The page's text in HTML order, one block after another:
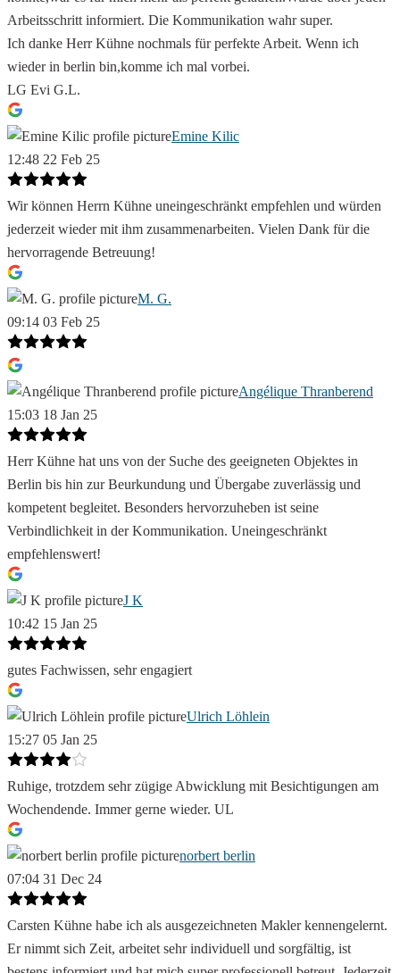
Arbeitsschritt informiert. Die Kommunikation wahr super.
Ich danke Herr Kühne nochmals für perfekte Arbeit. Wenn ich
wieder in berlin bin,komme ich mal vorbei.
LG Evi G.L.
Emine Kilic
12:48 22 Feb 25
Wir können Herrn Kühne uneingeschränkt empfehlen und würden
jederzeit wieder mit ihm zusammenarbeiten. Vielen Dank für die
hervorragende Betreuung!
M. G.
09:14 03 Feb 25
Angélique Thranberend
15:03 18 Jan 25
Herr Kühne hat uns von der Suche des geeigneten Objektes in
Berlin bis hin zur Beurkundung und Übergabe zuverlässig und
kompetent begleitet. Besonders hervorzuheben ist seine
Verbindlichkeit in der Kommunikation. Uneingeschränkt
empfehlenswert!
J K
10:42 15 Jan 25
gutes Fachwissen, sehr engagiert
Ulrich Löhlein
15:27 05 Jan 25
Ruhige, trotzdem sehr zügige Abwicklung mit Besichtigungen am
Wochendende. Immer gerne wieder. UL
norbert berlin
07:04 31 Dec 24
Carsten Kühne habe ich als ausgezeichneten Makler kennengelernt.
Er nimmt sich Zeit, arbeitet sehr individuell und sorgfältig, ist